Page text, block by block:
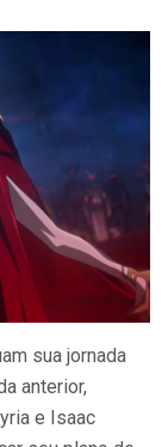
sua jornada
anterior,
e Isaac